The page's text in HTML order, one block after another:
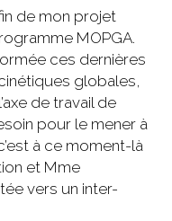
fin de mon projet
MOPGA.
ces dernières
globales,
de travail de
pour le mener à
à ce moment-là
et Mme
vers un inter-